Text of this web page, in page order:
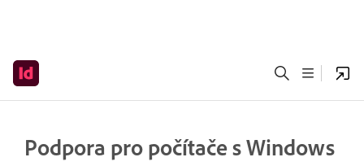
Podpora pro počítače s Windows